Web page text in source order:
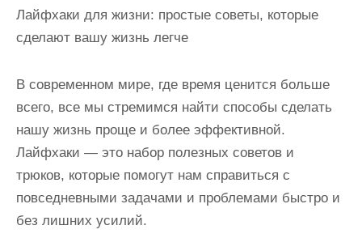
Лайфхаки для жизни: простые советы, которые
сделают вашу жизнь легче
В современном мире, где время ценится больше
всего, все мы стремимся найти способы сделать
нашу жизнь проще и более эффективной.
Лайфхаки — это набор полезных советов и
трюков, которые помогут нам справиться с
повседневными задачами и проблемами быстро и
без лишних усилий.